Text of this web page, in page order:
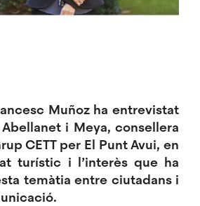
Muñoz ha entrevistat
i Meya, consellera
CETT per El Punt Avui, en
turístic i l’interès que ha
temàtia entre ciutadans i